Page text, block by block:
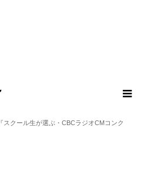
『スクール生が選ぶ・CBCラジオCMコンク